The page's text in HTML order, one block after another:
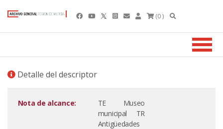
(0 )
Detalle del descriptor
Nota de alcance:
TE Museo
municipal TR
Antigüedades